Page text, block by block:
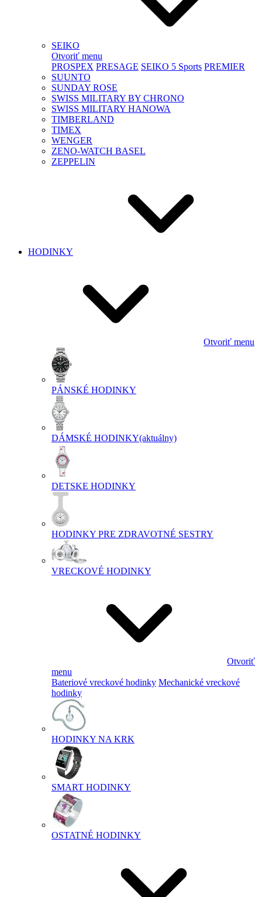
SEIKO
Otvoriť menu
PROSPEX PRESAGE SEIKO 5 Sports PREMIER
SUUNTO
SUNDAY ROSE
SWISS MILITARY BY CHRONO
SWISS MILITARY HANOWA
TIMBERLAND
TIMEX
WENGER
ZENO-WATCH BASEL
ZEPPELIN
HODINKY
Otvoriť menu
PÁNSKÉ HODINKY
DÁMSKÉ HODINKY(aktuálny)
DETSKE HODINKY
HODINKY PRE ZDRAVOTNÉ SESTRY
VRECKOVÉ HODINKY
Otvoriť
menu
Bateriové vreckové hodinky Mechanické vreckové
hodinky
HODINKY NA KRK
SMART HODINKY
OSTATNÉ HODINKY